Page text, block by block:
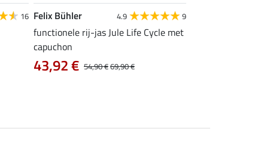
16 Felix Bühler 4.9 9
functionele rij-jas Jule Life Cycle met
capuchon
54,90 €69,90 €
43,92 €